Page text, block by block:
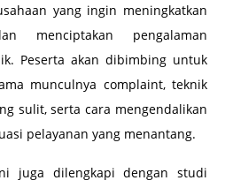
yang ingin meningkatkan
menciptakan pengalaman
Peserta akan dibimbing untuk
munculnya complaint, teknik
sulit, serta cara mengendalikan
pelayanan yang menantang.
juga dilengkapi dengan studi